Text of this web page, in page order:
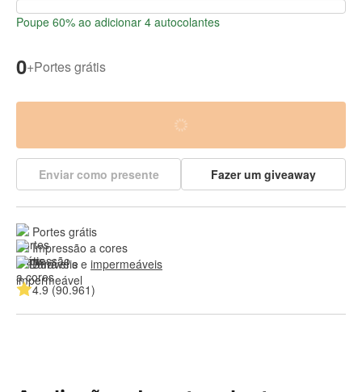
Poupe 60% ao adicionar 4 autocolantes
0+Portes grátis
Enviar como presente Fazer um giveaway
Portes grátis
Impressão a cores
Duráveis e impermeáveis
4.9 (90.961)